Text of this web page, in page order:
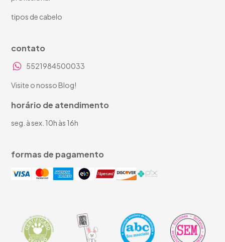
tipos de cabelo
contato
5521984500033
Visite o nosso Blog!
horário de atendimento
seg. à sex. 10h às 16h
formas de pagamento